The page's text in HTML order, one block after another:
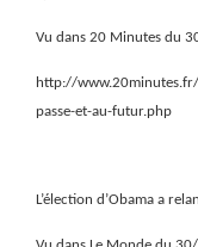
Vu dans 20 Minutes du
http://
passe-et-au-futur.php
L’élection d’Obama a